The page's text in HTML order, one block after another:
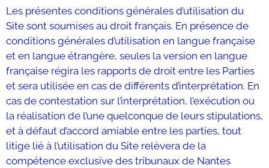
Les présentes conditions générales d’utilisation du
Site sont soumises au droit français. En présence de
conditions générales d’utilisation en langue française
et en langue étrangère, seules la version en langue
française régira les rapports de droit entre les Parties
et sera utilisée en cas de différents d’interprétation. En
cas de contestation sur l’interprétation, l’exécution ou
la réalisation de l’une quelconque de leurs stipulations,
et à défaut d’accord amiable entre les parties, tout
litige lié à l’utilisation du Site relèvera de la
compétence exclusive des tribunaux de Nantes